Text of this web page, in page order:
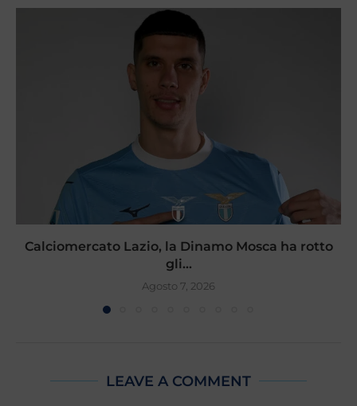
Calciomercato Lazio, la Dinamo Mosca ha rotto
gli...
Agosto 7, 2026
LEAVE A COMMENT